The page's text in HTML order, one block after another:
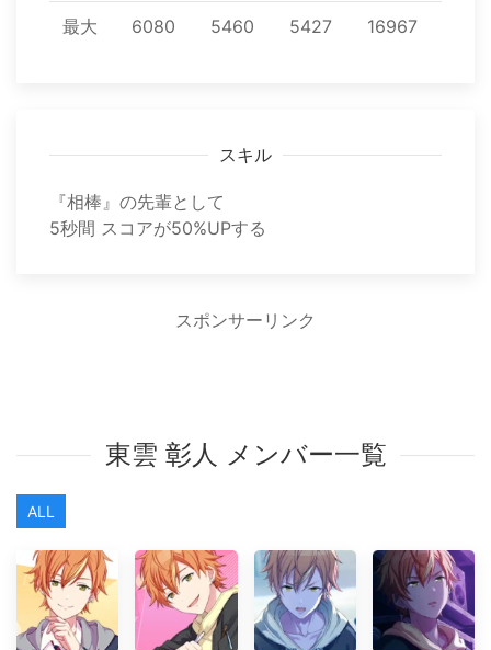
最大 6080 5460 5427 16967
スキル
『相棒』の先輩として
5秒間 スコアが50%UPする
スポンサーリンク
東雲 彰人 メンバー一覧
ALL